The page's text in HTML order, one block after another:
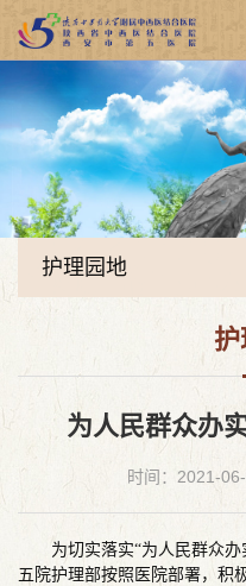
护理园地
护
为人民群众办
时间：2021-
为切实落实“为人民群众办
五院护理部按照医院部署，积